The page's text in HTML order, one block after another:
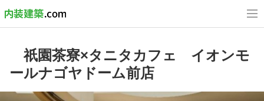
祇園茶寮×タニタカフェ イオンモ
ールナゴヤドーム前店